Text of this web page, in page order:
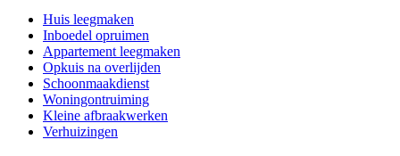
Huis leegmaken
Inboedel opruimen
Appartement leegmaken
Opkuis na overlijden
Schoonmaakdienst
Woningontruiming
Kleine afbraakwerken
Verhuizingen